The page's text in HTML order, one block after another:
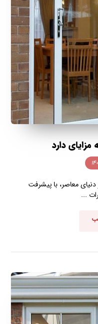
دارد
دنیای معاصر، با پیشرفت
...